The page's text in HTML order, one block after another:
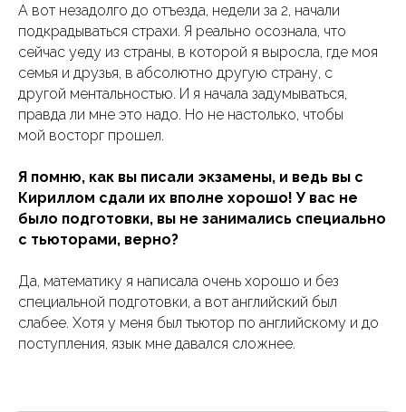
А вот незадолго до отъезда, недели за 2, начали
подкрадываться страхи. Я реально осознала, что
сейчас уеду из страны, в которой я выросла, где моя
семья и друзья, в абсолютно другую страну, с
другой ментальностью. И я начала задумываться,
правда ли мне это надо. Но не настолько, чтобы
мой восторг прошел.
Я помню, как вы писали экзамены, и ведь вы с
Кириллом сдали их вполне хорошо! У вас не
было подготовки, вы не занимались специально
с тьюторами, верно?
Да, математику я написала очень хорошо и без
специальной подготовки, а вот английский был
слабее. Хотя у меня был тьютор по английскому и до
поступления, язык мне давался сложнее.